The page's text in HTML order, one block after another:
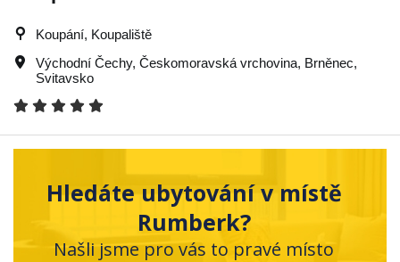
Koupání, Koupaliště
Východní Čechy, Českomoravská vrchovina, Brněnec,
Svitavsko
Hledáte ubytování v místě
Rumberk?
Našli jsme pro vás to pravé místo